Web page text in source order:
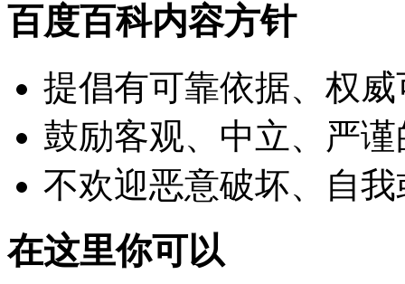
百度百科内容方针
提倡有可靠依据、权
鼓励客观、中立、严
不欢迎恶意破坏、自
在这里你可以